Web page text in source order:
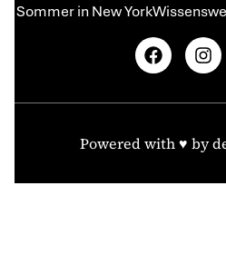
Sommer in New York
Powered with ♥️ by